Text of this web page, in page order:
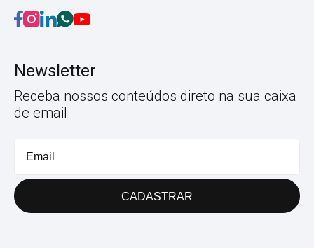
Newsletter
Receba nossos conteúdos direto na sua caixa
de email
CADASTRAR